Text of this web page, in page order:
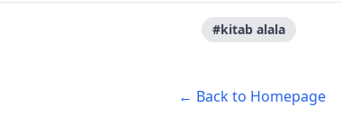
#kitab alala
← Back to Homepage